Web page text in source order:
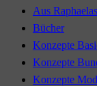
Aus
Bücher
Konzepte
Konzepte
Konzepte